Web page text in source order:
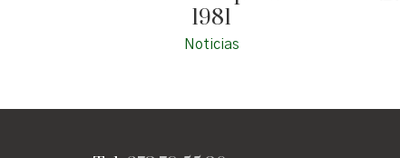
1981
Noticias